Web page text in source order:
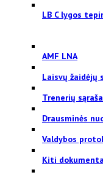
LB C lygos
AMF LNA
Laisvų žaidėjų
Trenerių
Drausminės
Valdybos
Kiti